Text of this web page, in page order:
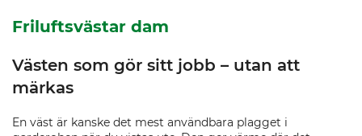
Friluftsvästar dam
Västen som gör sitt jobb – utan att
märkas
En väst är kanske det mest användbara plagget i